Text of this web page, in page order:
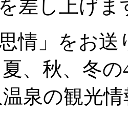
差し上げま
情」をお送
、冬の4
泉の観光